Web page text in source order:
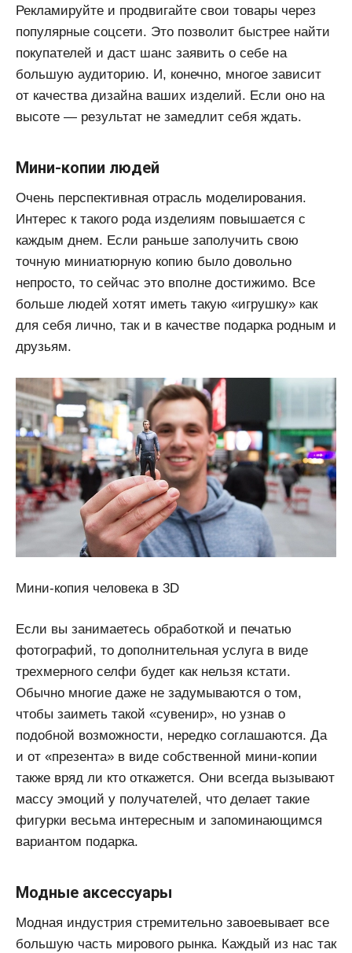
Рекламируйте и продвигайте свои товары через
популярные соцсети. Это позволит быстрее найти
покупателей и даст шанс заявить о себе на
большую аудиторию. И, конечно, многое зависит
от качества дизайна ваших изделий. Если оно на
высоте — результат не замедлит себя ждать.
Мини-копии людей
Очень перспективная отрасль моделирования.
Интерес к такого рода изделиям повышается с
каждым днем. Если раньше заполучить свою
точную миниатюрную копию было довольно
непросто, то сейчас это вполне достижимо. Все
больше людей хотят иметь такую «игрушку» как
для себя лично, так и в качестве подарка родным и
друзьям.
Мини-копия человека в 3D
Если вы занимаетесь обработкой и печатью
фотографий, то дополнительная услуга в виде
трехмерного селфи будет как нельзя кстати.
Обычно многие даже не задумываются о том,
чтобы заиметь такой «сувенир», но узнав о
подобной возможности, нередко соглашаются. Да
и от «презента» в виде собственной мини-копии
также вряд ли кто откажется. Они всегда вызывают
массу эмоций у получателей, что делает такие
фигурки весьма интересным и запоминающимся
вариантом подарка.
Модные аксессуары
Модная индустрия стремительно завоевывает все
большую часть мирового рынка. Каждый из нас так